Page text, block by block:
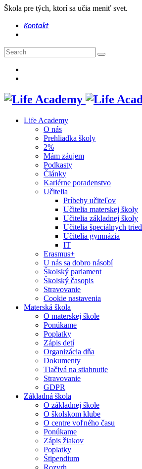
Škola pre tých, ktorí sa učia meniť svet.
Kontakt
Life Academy
O nás
Prehliadka školy
2%
Mám záujem
Podkasty
Články
Kariérne poradenstvo
Učitelia
Príbehy učiteľov
Učitelia materskej školy
Učitelia základnej školy
Učitelia špeciálnych tried
Učitelia gymnázia
IT
Erasmus+
U nás sa dobro násobí
Školský parlament
Školský časopis
Stravovanie
Cookie nastavenia
Materská škola
O materskej škole
Ponúkame
Poplatky
Zápis detí
Organizácia dňa
Dokumenty
Tlačivá na stiahnutie
Stravovanie
GDPR
Základná škola
O základnej škole
O školskom klube
O centre voľného času
Ponúkame
Zápis žiakov
Poplatky
Štipendium
Rozvrh